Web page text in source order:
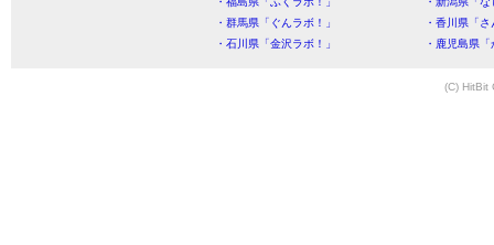
・群馬県「ぐんラボ！」
・香川県「
・石川県「金沢ラボ！」
・鹿児島県
(C) HitBit